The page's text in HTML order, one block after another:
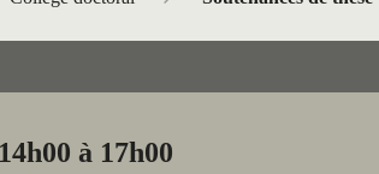
à 17h00